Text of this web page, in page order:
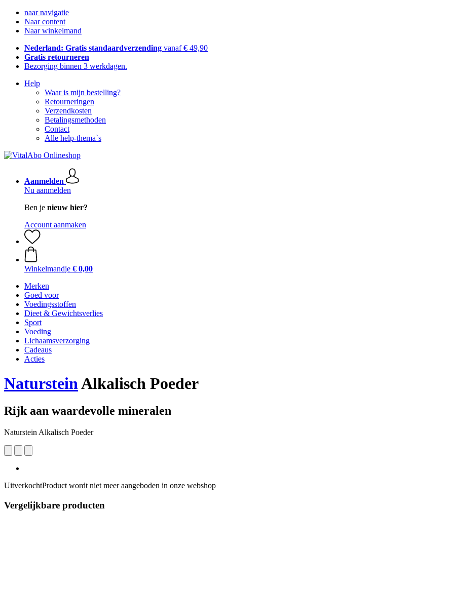
naar navigatie
Naar content
Naar winkelmand
Nederland: Gratis standaardverzending vanaf € 49,90
Gratis retourneren
Bezorging binnen 3 werkdagen.
Help
Waar is mijn bestelling?
Retourneringen
Verzendkosten
Betalingsmethoden
Contact
Alle help-thema`s
Aanmelden
Nu aanmelden
Ben je nieuw hier?
Account aanmaken
Winkelmandje € 0,00
Merken
Goed voor
Voedingsstoffen
Dieet & Gewichtsverlies
Sport
Voeding
Lichaamsverzorging
Cadeaus
Acties
NatursteinAlkalisch Poeder
Rijk aan waardevolle mineralen
Naturstein Alkalisch Poeder
UitverkochtProduct wordt niet meer aangeboden in onze webshop
Vergelijkbare producten